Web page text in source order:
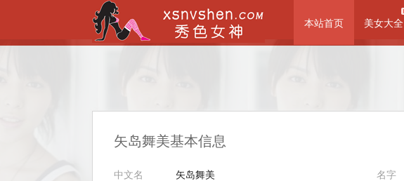
本站首页 美女大全
矢岛舞美基本信息
中文名 矢岛舞美 名字